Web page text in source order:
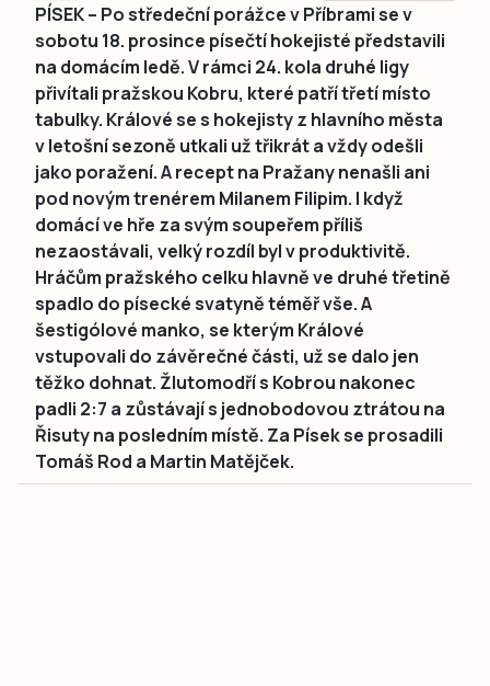
PÍSEK – Po středeční porážce v Příbrami se v
sobotu 18. prosince písečtí hokejisté představili
na domácím ledě. V rámci 24. kola druhé ligy
přivítali pražskou Kobru, které patří třetí místo
tabulky. Králové se s hokejisty z hlavního města
v letošní sezoně utkali už třikrát a vždy odešli
jako poražení. A recept na Pražany nenašli ani
pod novým trenérem Milanem Filipim. I když
domácí ve hře za svým soupeřem příliš
nezaostávali, velký rozdíl byl v produktivitě.
Hráčům pražského celku hlavně ve druhé třetině
spadlo do písecké svatyně téměř vše. A
šestigólové manko, se kterým Králové
vstupovali do závěrečné části, už se dalo jen
těžko dohnat. Žlutomodří s Kobrou nakonec
padli 2:7 a zůstávají s jednobodovou ztrátou na
Řisuty na posledním místě. Za Písek se prosadili
Tomáš Rod a Martin Matějček.